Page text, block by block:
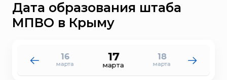
Дата образования штаба
МПВО в Крыму
16
марта
17
марта
18
марта